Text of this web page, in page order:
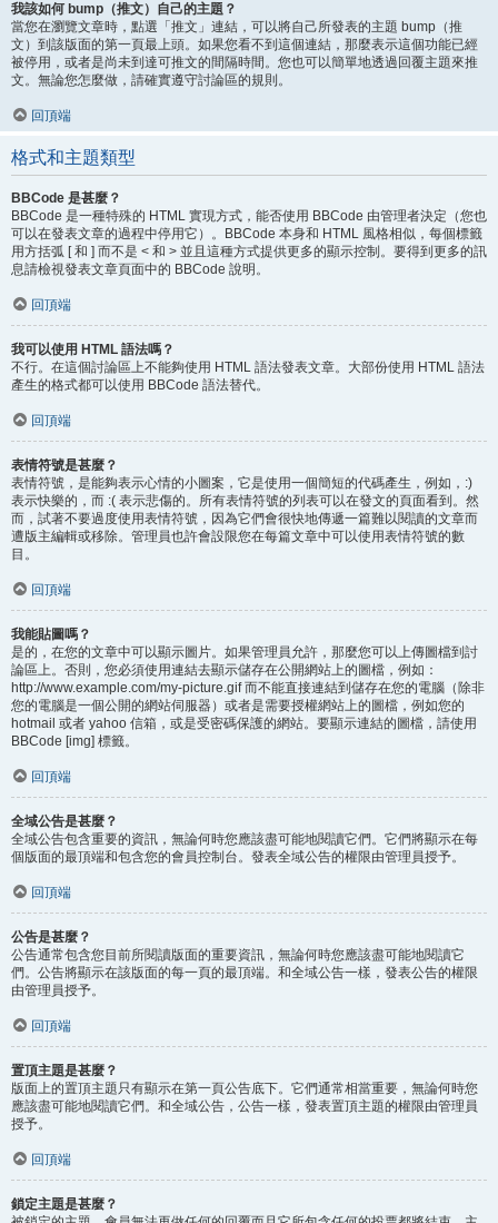
我該如何 bump（推文）自己的主題？
當您在瀏覽文章時，點選「推文」連結，可以將自己所發表的主題 bump（推
文）到該版面的第一頁最上頭。如果您看不到這個連結，那麼表示這個功能已經
被停用，或者是尚未到達可推文的間隔時間。您也可以簡單地透過回覆主題來推
文。無論您怎麼做，請確實遵守討論區的規則。
回頂端
格式和主題類型
BBCode 是甚麼？
BBCode 是一種特殊的 HTML 實現方式，能否使用 BBCode 由管理者決定（您也
可以在發表文章的過程中停用它）。BBCode 本身和 HTML 風格相似，每個標籤
用方括弧 [ 和 ] 而不是 < 和 > 並且這種方式提供更多的顯示控制。要得到更多的訊
息請檢視發表文章頁面中的 BBCode 說明。
回頂端
我可以使用 HTML 語法嗎？
不行。在這個討論區上不能夠使用 HTML 語法發表文章。大部份使用 HTML 語法
產生的格式都可以使用 BBCode 語法替代。
回頂端
表情符號是甚麼？
表情符號，是能夠表示心情的小圖案，它是使用一個簡短的代碼產生，例如，:)
表示快樂的，而 :( 表示悲傷的。所有表情符號的列表可以在發文的頁面看到。然
而，試著不要過度使用表情符號，因為它們會很快地傳遞一篇難以閱讀的文章而
遭版主編輯或移除。管理員也許會設限您在每篇文章中可以使用表情符號的數
目。
回頂端
我能貼圖嗎？
是的，在您的文章中可以顯示圖片。如果管理員允許，那麼您可以上傳圖檔到討
論區上。否則，您必須使用連結去顯示儲存在公開網站上的圖檔，例如：
http://www.example.com/my-picture.gif 而不能直接連結到儲存在您的電腦（除非
您的電腦是一個公開的網站伺服器）或者是需要授權網站上的圖檔，例如您的
hotmail 或者 yahoo 信箱，或是受密碼保護的網站。要顯示連結的圖檔，請使用
BBCode [img] 標籤。
回頂端
全域公告是甚麼？
全域公告包含重要的資訊，無論何時您應該盡可能地閱讀它們。它們將顯示在每
個版面的最頂端和包含您的會員控制台。發表全域公告的權限由管理員授予。
回頂端
公告是甚麼？
公告通常包含您目前所閱讀版面的重要資訊，無論何時您應該盡可能地閱讀它
們。公告將顯示在該版面的每一頁的最頂端。和全域公告一樣，發表公告的權限
由管理員授予。
回頂端
置頂主題是甚麼？
版面上的置頂主題只有顯示在第一頁公告底下。它們通常相當重要，無論何時您
應該盡可能地閱讀它們。和全域公告，公告一樣，發表置頂主題的權限由管理員
授予。
回頂端
鎖定主題是甚麼？